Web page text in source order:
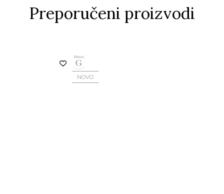
Preporučeni proizvodi